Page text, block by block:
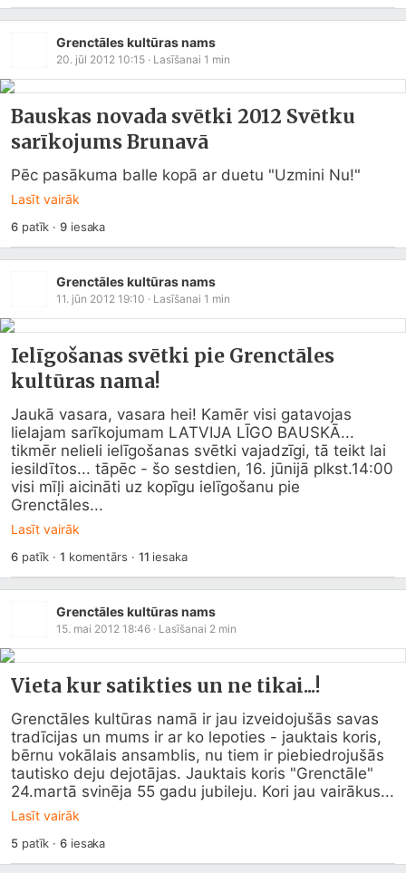
Grenctāles kultūras nams
20. jūl 2012 10:15 · Lasīšanai 1 min
Bauskas novada svētki 2012 Svētku
sarīkojums Brunavā
Pēc pasākuma balle kopā ar duetu "Uzmini Nu!"
Lasīt vairāk
6patīk ·9iesaka
Grenctāles kultūras nams
11. jūn 2012 19:10 · Lasīšanai 1 min
Ielīgošanas svētki pie Grenctāles
kultūras nama!
Jaukā vasara, vasara hei! Kamēr visi gatavojas
lielajam sarīkojumam LATVIJA LĪGO BAUSKĀ...
tikmēr nelieli ielīgošanas svētki vajadzīgi, tā teikt lai
iesildītos... tāpēc - šo sestdien, 16. jūnijā plkst.14:00
visi mīļi aicināti uz kopīgu ielīgošanu pie
Grenctāles...
Lasīt vairāk
6patīk ·1 komentārs · 11 iesaka
Grenctāles kultūras nams
15. mai 2012 18:46 · Lasīšanai 2 min
Vieta kur satikties un ne tikai...!
Grenctāles kultūras namā ir jau izveidojušās savas
tradīcijas un mums ir ar ko lepoties - jauktais koris,
bērnu vokālais ansamblis, nu tiem ir piebiedrojušās
tautisko deju dejotājas. Jauktais koris "Grenctāle"
24.martā svinēja 55 gadu jubileju. Kori jau vairākus...
Lasīt vairāk
5patīk ·6iesaka